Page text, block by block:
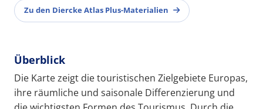
Zu den Diercke Atlas Plus-Materialien
Überblick
Die Karte zeigt die touristischen Zielgebiete Europas,
ihre räumliche und saisonale Differenzierung und